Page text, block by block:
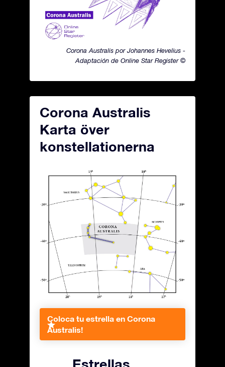
Corona Australis por Johannes Hevelius -
Adaptación de Online Star Register ©
Corona Australis
Karta över
konstellationerna
Coloca tu estrella en Corona
Australis!